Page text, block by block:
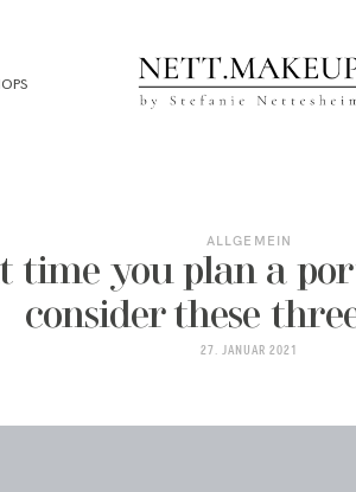
ALLGEMEIN
time you plan a
consider these
27. JANUAR 2021